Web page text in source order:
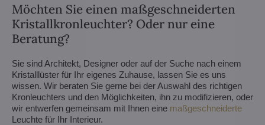
Möchten Sie einen maßgeschneiderten
Kristallkronleuchter? Oder nur eine
Beratung?
Sie sind Architekt, Designer oder auf der Suche nach einem
Kristalllüster für Ihr eigenes Zuhause, lassen Sie es uns
wissen. Wir beraten Sie gerne bei der Auswahl des richtigen
Kronleuchters und den Möglichkeiten, ihn zu modifizieren, oder
wir entwerfen gemeinsam mit Ihnen eine maßgeschneiderte
Leuchte für Ihr Interieur.